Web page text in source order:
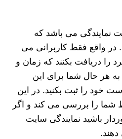
نمایندگی می باشد که
واقع فقط کاربرانی می
را دریافت بکنند که زمان و
به هر حال شما برای این
خود را ثبت بکنید. در این
شما را بررسی می کند و اگر
باشید نمایندگی سایت
دهند.